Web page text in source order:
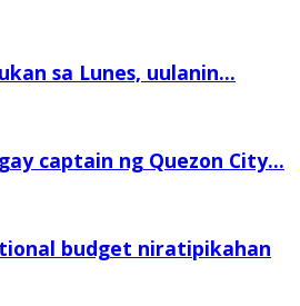
sa Lunes, uulanin...
captain ng Quezon City...
budget niratipikahan